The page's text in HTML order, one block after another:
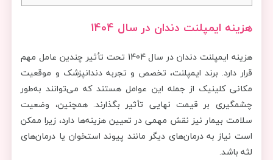
هزینه ایمپلنت دندان در سال 1404
هزینه ایمپلنت دندان در سال 1404 تحت تأثیر چندین عامل مهم
قرار دارد. برند ایمپلنت، تخصص و تجربه دندانپزشک و موقعیت
مکانی کلینیک از جمله این عوامل هستند که می‌توانند به‌طور
چشمگیری بر قیمت نهایی تأثیر بگذارند. همچنین، وضعیت
سلامت بیمار نیز نقش مهمی در تعیین هزینه‌ها دارد، زیرا ممکن
است نیاز به درمان‌های دیگر مانند پیوند استخوان یا درمان‌های
لثه باشد.